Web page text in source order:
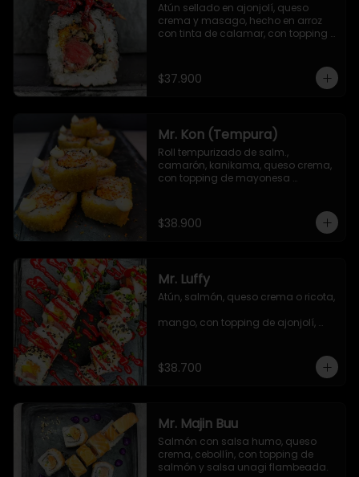
Atún sellado en ajonjolí, queso
crema y masago, hecho en arroz
con tinta de calamar, con topping
$37.900
Mr. Kon (Tempura)
Roll tempurizado de salm.,
camarón, kanikama, queso crema,
con topping de mayonesa
$38.900
Mr. Luffy
Atún, salmón, queso crema o ricota,
mango, con topping de ajonjolí,
$38.700
Mr. Majin Buu
Salmón con salsa humo, queso
crema, cebollín, con topping de
salmón y salsa unagi flambeada.